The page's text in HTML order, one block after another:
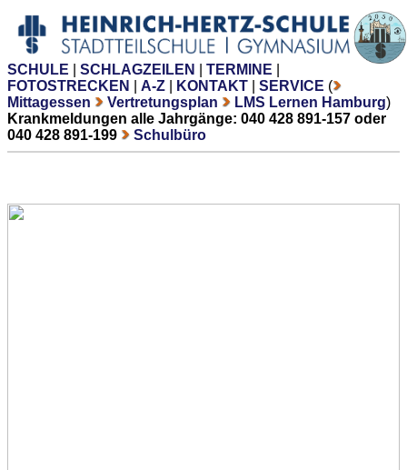
SCHULE SCHLAGZEILEN TERMINE
FOTOSTRECKEN
A-Z KONTAKT SERVICE (
Mittagessen
Vertretungsplan LMS Lernen Hamburg)
Krankmeldungen alle Jahrgänge: 040 428 891-157 oder
040 428 891-199
Schulbüro